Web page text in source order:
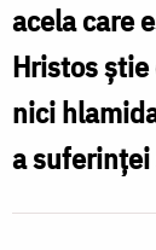
acela care
Hristos știe
nici
a